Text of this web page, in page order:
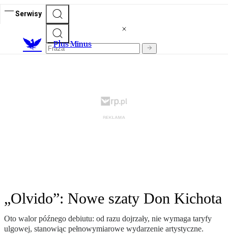
Serwisy
Plus Minus
„Olvido”: Nowe szaty Don Kichota
Oto walor późnego debiutu: od razu dojrzały, nie wymaga taryfy
ulgowej, stanowiąc pełnowymiarowe wydarzenie artystyczne.